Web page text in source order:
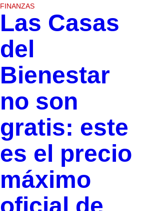
FINANZAS
Las Casas
del
Bienestar
no son
gratis: este
es el precio
máximo